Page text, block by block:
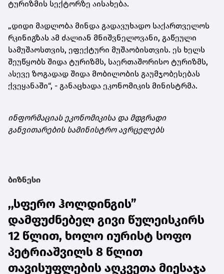
ტურიზმის სექტორზე აისახება.
„დიდი მადლობა მინდა გადავუხადო საქართველოს
რკინიგზას ამ ძალიან მნიშვნელოვანი, გაწეული
სამუშაოსთვის, ეფექტური მუშაობისთვის. ეს ხელს
შეუწყობს შიდა ტურიზმს, საერთაშორისო ტურიზმს,
ასევე ზოგადად შიდა მობილობის გაუმჯობესებას
ქვეყანაში“, - განაცხადა ეკონომიკის მინისტრმა.
ინფორმაციას ეკონომიკისა და მდგრადი
განვითარების სამინისტრო ავრცელებს
ბიზნესი
,,სფერო ჰოლდინგის”
დამფუძნებელ გივი წულეისკირს
12 წლით, ხოლო იურისტ სოფო
პეტრიაშვილს 8 წლით
თავისუფლების აღკვეთა მიესაჯა